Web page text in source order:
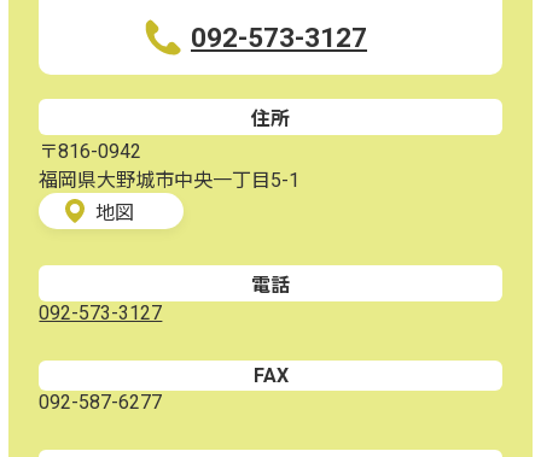
092-573-3127
住所
〒816-0942
福岡県大野城市中央一丁目5-1
地図
電話
092-573-3127
FAX
092-587-6277